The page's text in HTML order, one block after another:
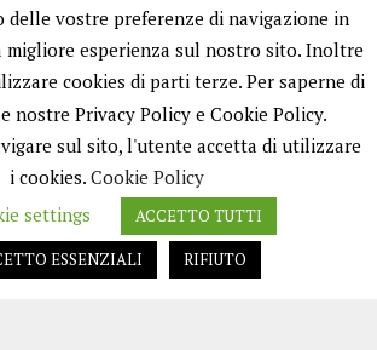
delle vostre preferenze di navigazione in
migliore esperienza sul nostro sito. Inoltre
cookies di parti terze. Per saperne di
nostre Privacy Policy e Cookie Policy.
sul sito, l'utente accetta di utilizzare
i cookies. Cookie Policy
settings
ACCETTO TUTTI
ESSENZIALI
RIFIUTO